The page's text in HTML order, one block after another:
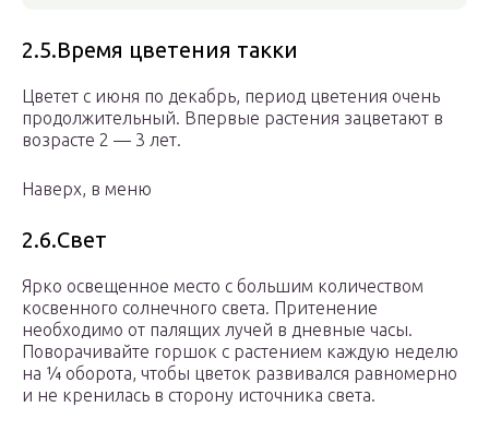
2.5.Время цветения такки
Цветет с июня по декабрь, период цветения очень
продолжительный. Впервые растения зацветают в
возрасте 2 — 3 лет.
Наверх, в меню
2.6.Свет
Ярко освещенное место с большим количеством
косвенного солнечного света. Притенение
необходимо от палящих лучей в дневные часы.
Поворачивайте горшок с растением каждую неделю
на ¼ оборота, чтобы цветок развивался равномерно
и не кренилась в сторону источника света.